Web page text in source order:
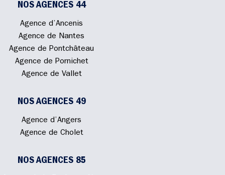
NOS AGENCES 44
Agence d’Ancenis
Agence de Nantes
Agence de Pontchâteau
Agence de Pornichet
Agence de Vallet
NOS AGENCES 49
Agence d’Angers
Agence de Cholet
NOS AGENCES 85